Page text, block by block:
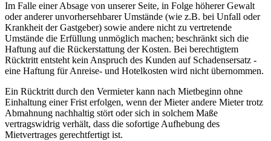
Im Falle einer Absage von unserer Seite, in Folge höherer Gewalt
oder anderer unvorhersehbarer Umstände (wie z.B. bei Unfall oder
Krankheit der Gastgeber) sowie andere nicht zu vertretende
Umstände die Erfüllung unmöglich machen; beschränkt sich die
Haftung auf die Rückerstattung der Kosten. Bei berechtigtem
Rücktritt entsteht kein Anspruch des Kunden auf Schadensersatz -
eine Haftung für Anreise- und Hotelkosten wird nicht übernommen.
Ein Rücktritt durch den Vermieter kann nach Mietbeginn ohne
Einhaltung einer Frist erfolgen, wenn der Mieter andere Mieter trotz
Abmahnung nachhaltig stört oder sich in solchem Maße
vertragswidrig verhält, dass die sofortige Aufhebung des
Mietvertrages gerechtfertigt ist.